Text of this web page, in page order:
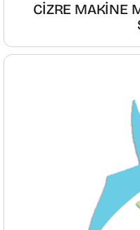
CİZRE MAKİNE